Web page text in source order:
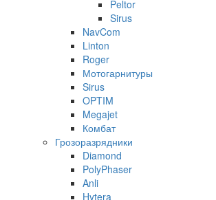
Peltor
Sirus
NavCom
Linton
Roger
Мотогарнитуры
Sirus
OPTIM
Megajet
Комбат
Грозоразрядники
Diamond
PolyPhaser
Anli
Hytera